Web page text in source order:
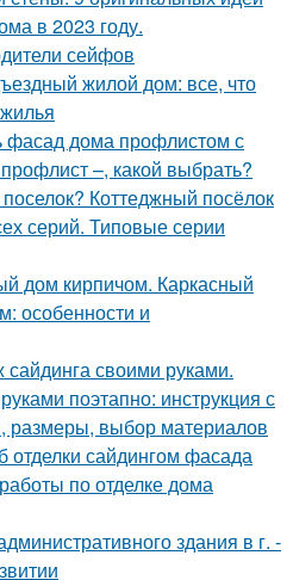
в 2023 году.
сейфов
жилой дом: все, что
фасад дома профлистом с
–, какой выбрать?
Коттеджный посёлок
серий. Типовые серии
дом кирпичом. Каркасный
особенности и
своими руками.
поэтапно: инструкция с
размеры, выбор материалов
сайдингом фасада
по отделке дома
здания в г. -